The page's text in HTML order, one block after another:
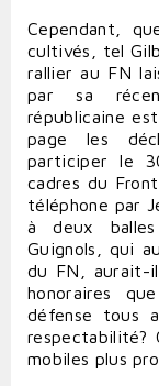
Cependant,
cultivés, tel
rallier au FN
par sa
républicaine
page les
participer le
cadres du
téléphone par
à deux
Guignols, qui
du FN, aurait-
honoraires
défense tous
respectabilité?
mobiles plus